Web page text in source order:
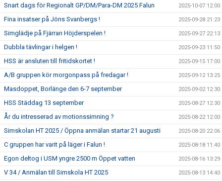
Snart dags för Regionalt GP/DM/Para-DM 2025 Falun 2025-10-07 12:00
Fina insatser på Jöns Svanbergs ! 2025-09-28 21:23
Simglädje på Fjärran Höjderspelen ! 2025-09-27 22:13
Dubbla tävlingar i helgen ! 2025-09-23 11:50
HSS är ansluten till fritidskortet ! 2025-09-15 17:00
A/B gruppen kör morgonpass på fredagar ! 2025-09-12 13:25
Masdoppet, Borlänge den 6-7 september 2025-09-02 12:30
HSS Städdag 13 september 2025-08-27 12:30
År du intresserad av motionssimning ? 2025-08-22 12:00
Simskolan HT 2025 / Öppna anmälan startar 21 augusti 2025-08-20 22:06
C gruppen har varit på läger i Falun ! 2025-08-18 11:40
Egon deltog i USM yngre 2500 m Öppet vatten 2025-08-16 13:29
V 34 / Anmälan till Simskola HT 2025 2025-08-13 14:40